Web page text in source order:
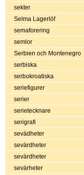
sekter
Selma Lagerlöf
semaforering
semlor
Serbien och Montenegro
serbiska
serbokroatiska
seriefigurer
serier
serietecknare
serigrafi
sevädheter
sevärdheter
sevärdheter
sevärheter